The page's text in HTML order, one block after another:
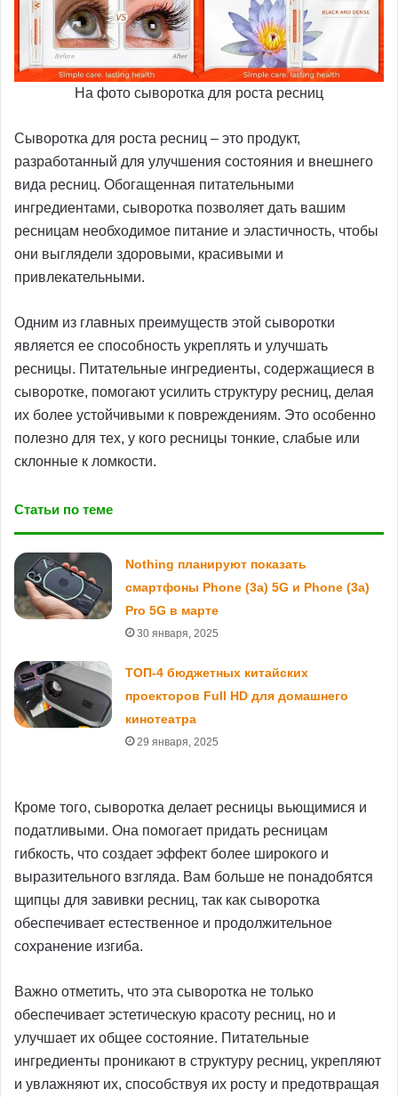
На фото сыворотка для роста ресниц
Сыворотка для роста ресниц – это продукт,
разработанный для улучшения состояния и внешнего
вида ресниц. Обогащенная питательными
ингредиентами, сыворотка позволяет дать вашим
ресницам необходимое питание и эластичность, чтобы
они выглядели здоровыми, красивыми и
привлекательными.
Одним из главных преимуществ этой сыворотки
является ее способность укреплять и улучшать
ресницы. Питательные ингредиенты, содержащиеся в
сыворотке, помогают усилить структуру ресниц, делая
их более устойчивыми к повреждениям. Это особенно
полезно для тех, у кого ресницы тонкие, слабые или
склонные к ломкости.
Статьи по теме
Nothing планируют показать
смартфоны Phone (3a) 5G и Phone (3a)
Pro 5G в марте
30 января, 2025
ТОП-4 бюджетных китайских
проекторов Full HD для домашнего
кинотеатра
29 января, 2025
Кроме того, сыворотка делает ресницы вьющимися и
податливыми. Она помогает придать ресницам
гибкость, что создает эффект более широкого и
выразительного взгляда. Вам больше не понадобятся
щипцы для завивки ресниц, так как сыворотка
обеспечивает естественное и продолжительное
сохранение изгиба.
Важно отметить, что эта сыворотка не только
обеспечивает эстетическую красоту ресниц, но и
улучшает их общее состояние. Питательные
ингредиенты проникают в структуру ресниц, укрепляют
и увлажняют их, способствуя их росту и предотвращая